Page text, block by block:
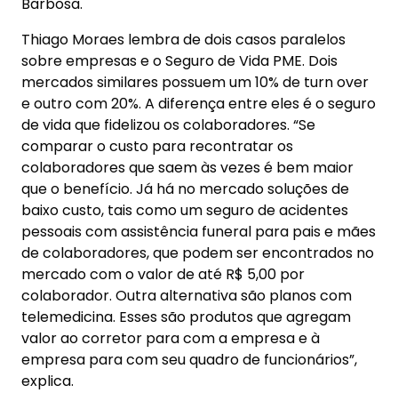
Barbosa.
Thiago Moraes lembra de dois casos paralelos
sobre empresas e o Seguro de Vida PME. Dois
mercados similares possuem um 10% de turn over
e outro com 20%. A diferença entre eles é o seguro
de vida que fidelizou os colaboradores. “Se
comparar o custo para recontratar os
colaboradores que saem às vezes é bem maior
que o benefício. Já há no mercado soluções de
baixo custo, tais como um seguro de acidentes
pessoais com assistência funeral para pais e mães
de colaboradores, que podem ser encontrados no
mercado com o valor de até R$ 5,00 por
colaborador. Outra alternativa são planos com
telemedicina. Esses são produtos que agregam
valor ao corretor para com a empresa e à
empresa para com seu quadro de funcionários”,
explica.